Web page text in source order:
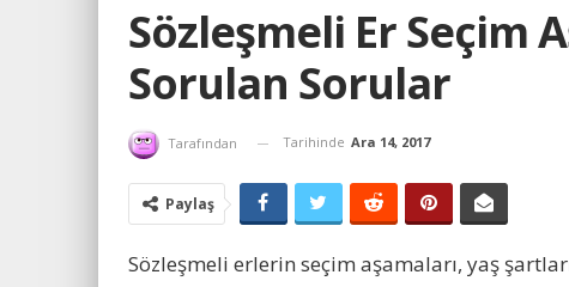
Sözleşmeli Er Seçim
Sorulan Sorular
Tarafından Tarihinde Ara 14, 2017
Paylaş
Sözleşmeli erlerin seçim aşamaları, yaş